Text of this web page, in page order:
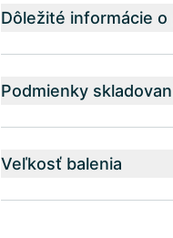
Dôležité informácie
Podmienky
Veľkosť balenia